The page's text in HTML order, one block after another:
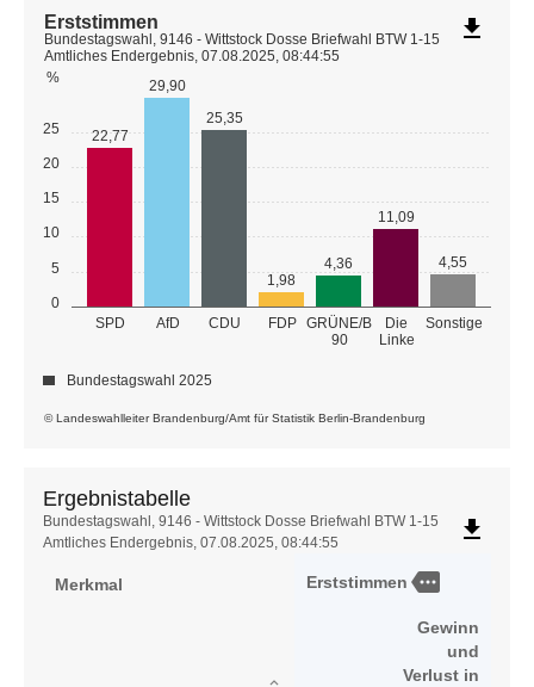
0
5
10
15
20
25
%
SPD AfD CDU FDP GRÜNE/B
90
Die
Linke
Sonstige
22,77
29,90
25,35
1,98
4,36
11,09
4,55
© Landeswahlleiter Brandenburg/Amt für Statistik Berlin-Brandenburg
Erststimmen
Bundestagswahl, 9146 - Wittstock Dosse Briefwahl BTW 1-15
Amtliches Endergebnis, 07.08.2025, 08:44:55
Bundestagswahl 2025
file_download
Ergebnistabelle
Ergebnistabelle
Bundestagswahl, 9146 - Wittstock Dosse Briefwahl BTW 1-15
Amtliches Endergebnis, 07.08.2025, 08:44:55
file_download
Merkmal Erststimmen more
Gewinn
und
Verlust in